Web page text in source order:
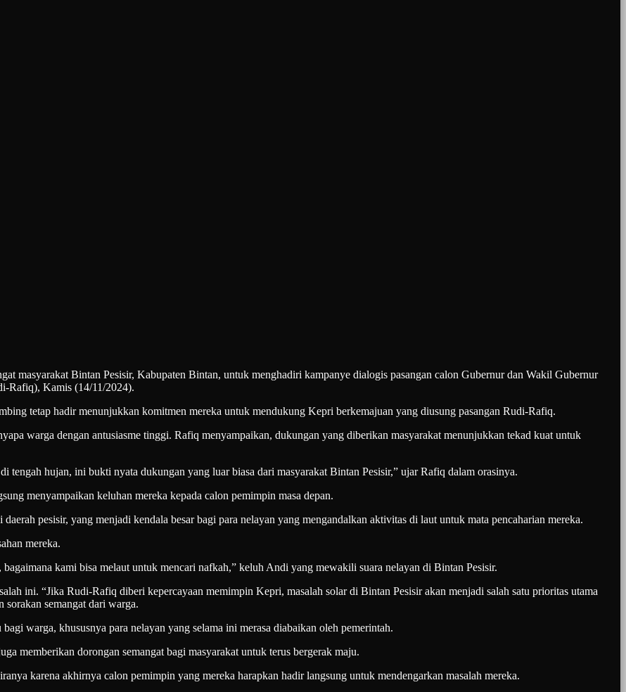
Bintan Pesisir, Kabupaten Bintan, untuk menghadiri kampanye dialogis pasangan calon Gubernur dan Wakil Gubernur
Rafiq), Kamis (14/11/2024).
tetap hadir menunjukkan komitmen mereka untuk mendukung Kepri berkemajuan yang diusung pasangan Rudi-Rafiq.
warga dengan antusiasme tinggi. Rafiq menyampaikan, dukungan yang diberikan masyarakat menunjukkan tekad kuat untuk
tengah hujan, ini bukti nyata dukungan yang luar biasa dari masyarakat Bintan Pesisir,” ujar Rafiq dalam orasinya.
menyampaikan keluhan mereka kepada calon pemimpin masa depan.
pesisir, yang menjadi kendala besar bagi para nelayan yang mengandalkan aktivitas di laut untuk mata pencaharian mereka.
mereka.
kami bisa melaut untuk mencari nafkah,” keluh Andi yang mewakili suara nelayan di Bintan Pesisir.
ini. “Jika Rudi-Rafiq diberi kepercayaan memimpin Kepri, masalah solar di Bintan Pesisir akan menjadi salah satu prioritas utama
sorakan semangat dari warga.
warga, khususnya para nelayan yang selama ini merasa diabaikan oleh pemerintah.
memberikan dorongan semangat bagi masyarakat untuk terus bergerak maju.
karena akhirnya calon pemimpin yang mereka harapkan hadir langsung untuk mendengarkan masalah mereka.